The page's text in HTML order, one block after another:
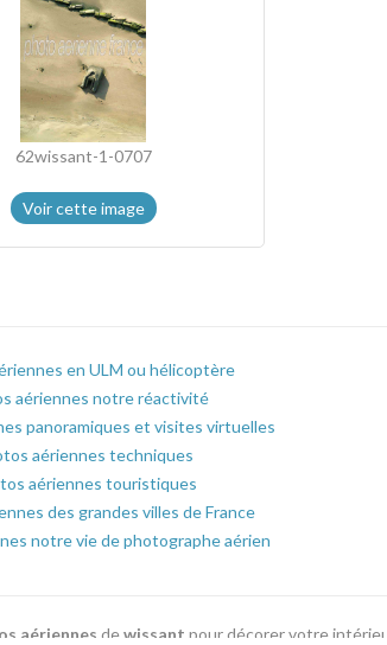
62wissant-1-0707
Voir cette image
en ULM ou hélicoptère
aériennes notre réactivité
panoramiques et visites virtuelles
aériennes techniques
aériennes touristiques
des grandes villes de France
notre vie de photographe aérien
aériennes dewissant pour décorer votre